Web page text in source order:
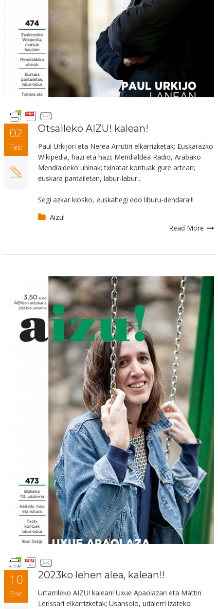
02
Feb
Otsaileko AIZU! kalean!
Paul Urkijori eta Nerea Arrutiri elkarrizketak; Euskarazko
Wikipedia, hazi eta hazi; Mendialdea Radio, Arabako
Mendialdeko uhinak; txinatar kontuak gure artean;
euskara pantailetan, labur-labur...
Segi azkar kiosko, euskaltegi edo liburu-dendara!!!
Aizu!
Read More
10
Ene
2023ko lehen alea, kalean!!
Urtarrileko AIZU! kalean! Uxue Apaolazari eta Mattin
Lerissari elkarrizketak; Usansolo, udalerri izateko